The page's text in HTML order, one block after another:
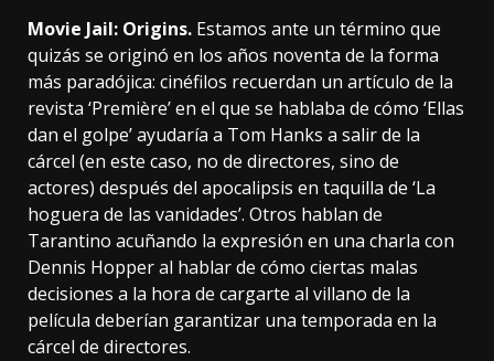
Movie Jail: Origins. Estamos ante un término que
quizás se originó en los años noventa de la forma
más paradójica: cinéfilos recuerdan un artículo de la
revista ‘Première’ en el que se hablaba de cómo ‘Ellas
dan el golpe’ ayudaría a Tom Hanks a salir de la
cárcel (en este caso, no de directores, sino de
actores) después del apocalipsis en taquilla de ‘La
hoguera de las vanidades’. Otros hablan de
Tarantino acuñando la expresión en una charla con
Dennis Hopperal hablar de cómo ciertas malas
decisiones a la hora de cargarte al villano de la
película deberían garantizar una temporada en la
cárcel de directores.